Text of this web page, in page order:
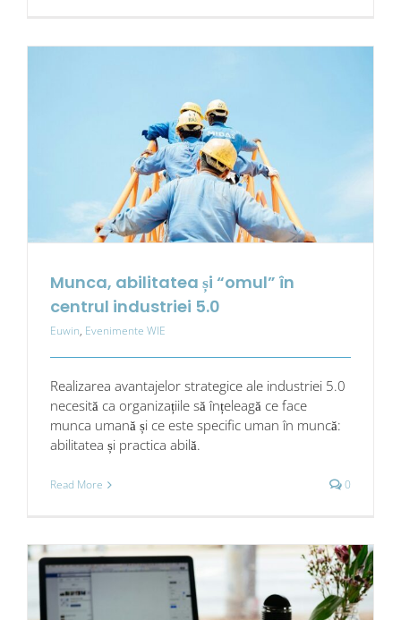
Munca, abilitatea și “omul” în
centrul industriei 5.0
Euwin, Evenimente WIE
Realizarea avantajelor strategice ale industriei 5.0
necesită ca organizațiile să înțeleagă ce face
munca umană și ce este specific uman în muncă:
abilitatea și practica abilă.
Read More 0